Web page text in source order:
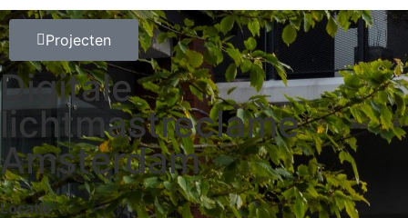
Projecten
Digitale
lichtmastreclame
Amsterdam
Locatie